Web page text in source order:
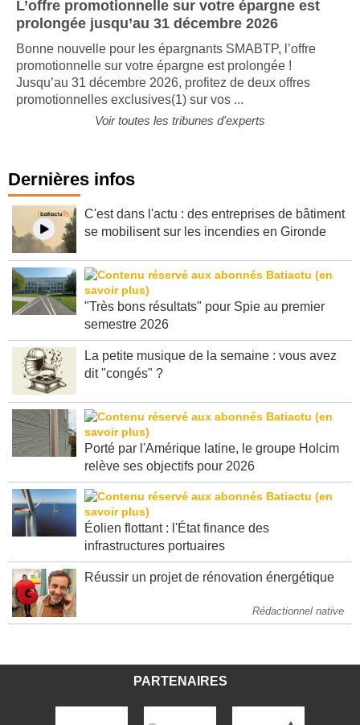
L’offre promotionnelle sur votre épargne est
prolongée jusqu’au 31 décembre 2026
Bonne nouvelle pour les épargnants SMABTP, l’offre
promotionnelle sur votre épargne est prolongée !
Jusqu’au 31 décembre 2026, profitez de deux offres
Dernières infos
C'est dans l'actu : des entreprises de bâtiment
"Très bons résultats" pour Spie au premier
La petite musique de la semaine : vous avez
Porté par l'Amérique latine, le groupe Holcim
Éolien flottant : l'État finance des
Rédactionnel native